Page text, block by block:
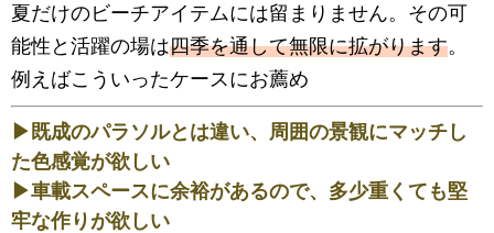
夏だけのビーチアイテムには留まりません。その可
能性と活躍の場は四季を通して無限に拡がります。
例えばこういったケースにお薦め
▶既成のパラソルとは違い、周囲の景観にマッチし
た色感覚が欲しい
▶車載スペースに余裕があるので、多少重くても堅
牢な作りが欲しい